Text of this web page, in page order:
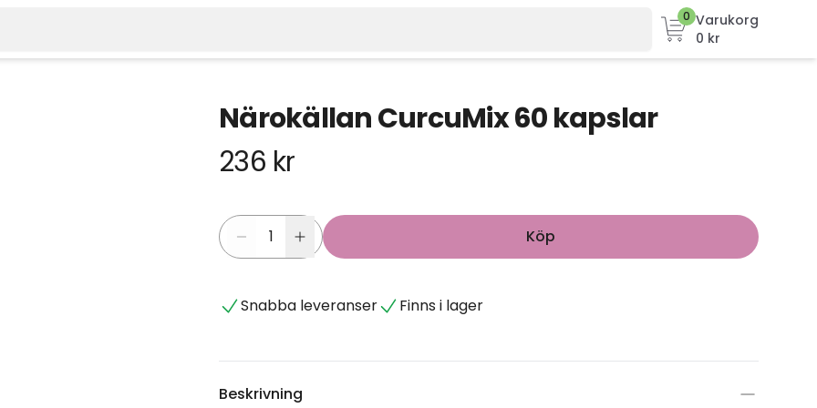
0 Varukorg
0 kr
Närokällan CurcuMix 60 kapslar
236 kr
Köp
Snabba leveranser Finns i lager
Beskrivning